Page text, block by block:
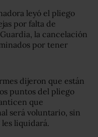
leyó el pliego
por falta de
la cancelación
por tener
dijeron que están
puntos del pliego
que
será voluntario, sin
liquidará.